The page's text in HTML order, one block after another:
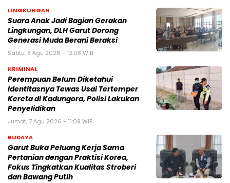
LINGKUNGAN
Suara Anak Jadi Bagian Gerakan
Lingkungan, DLH Garut Dorong
Generasi Muda Berani Beraksi
Sabtu, 8 Agu 2026 - 12:08 WIB
KRIMINAL
Perempuan Belum Diketahui
Identitasnya Tewas Usai Tertemper
Kereta di Kadungora, Polisi Lakukan
Penyelidikan
Jumat, 7 Agu 2026 - 11:09 WIB
BUDAYA
Garut Buka Peluang Kerja Sama
Pertanian dengan Praktisi Korea,
Fokus Tingkatkan Kualitas Stroberi
dan Bawang Putih